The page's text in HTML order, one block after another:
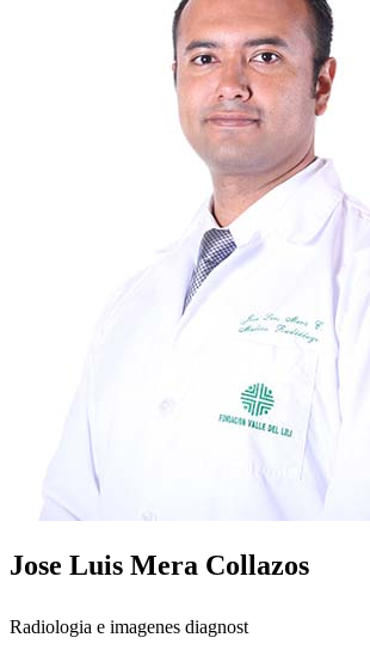
Jose Luis Mera Collazos
Radiologia e imagenes diagnost